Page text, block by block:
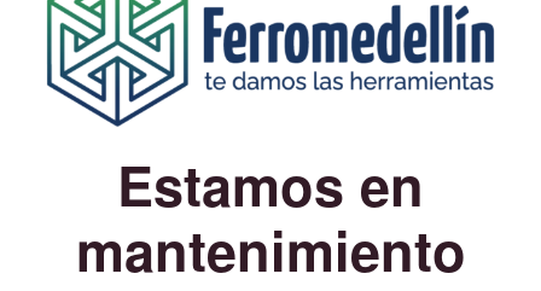
Estamos en
mantenimiento